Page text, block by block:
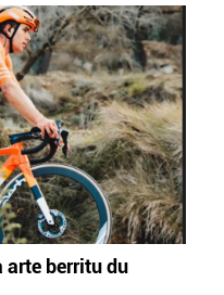
arte berritu du